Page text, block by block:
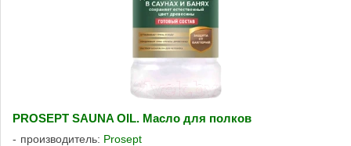
PROSEPT SAUNA OIL. Масло для полков
производитель: Prosept